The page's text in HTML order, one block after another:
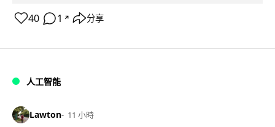
40 1 ↗ 分享
人工智能
Lawton 11 小時